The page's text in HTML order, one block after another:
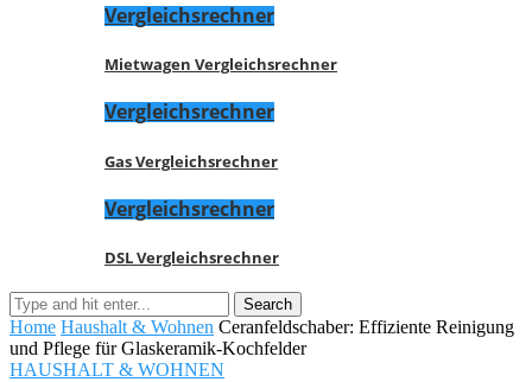
Vergleichsrechner
Mietwagen Vergleichsrechner
Vergleichsrechner
Gas Vergleichsrechner
Vergleichsrechner
DSL Vergleichsrechner
Home Haushalt & Wohnen Ceranfeldschaber: Effiziente Reinigung
und Pflege für Glaskeramik-Kochfelder
HAUSHALT & WOHNEN